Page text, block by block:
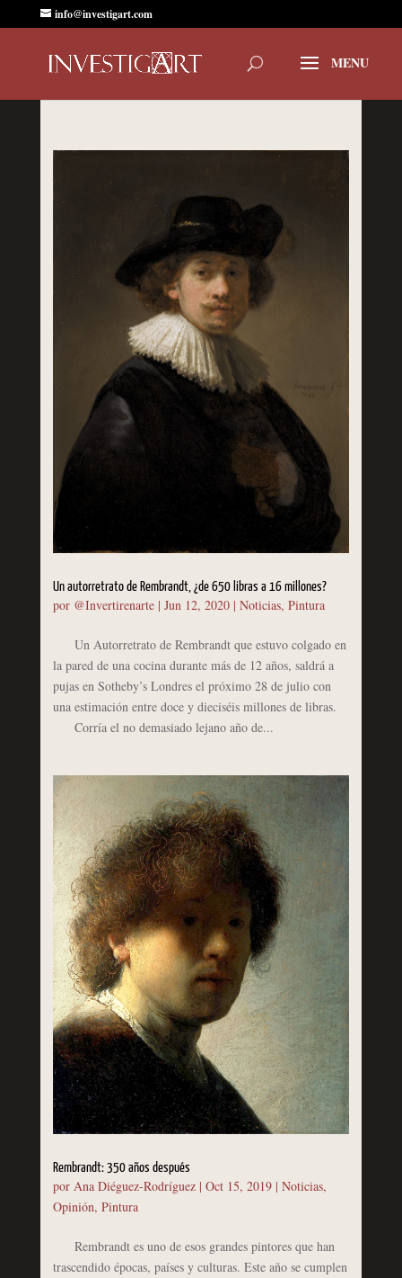
info@investigart.com
Un autorretrato de Rembrandt, ¿de 650 libras a 16 millones?
por @Invertirenarte| Jun 12, 2020| Noticias, Pintura
Un Autorretrato de Rembrandt que estuvo colgado en
la pared de una cocina durante más de 12 años, saldrá a
pujas en Sotheby’s Londres el próximo 28 de julio con
una estimación entre doce y dieciséis millones de libras.
Corría el no demasiado lejano año de...
Rembrandt: 350 años después
por Ana Diéguez-Rodríguez| Oct 15, 2019| Noticias,
Opinión, Pintura
Rembrandt es uno de esos grandes pintores que han
trascendido épocas, países y culturas. Este año se cumplen